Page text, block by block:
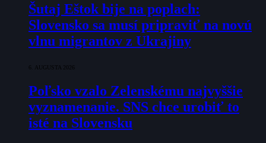
Šutaj Eštok bije na poplach:
Slovensko sa musí pripraviť na novú
vlnu migrantov z Ukrajiny
6. AUGUSTA 2026
Poľsko vzalo Zelenskému najvyššie
vyznamenanie. SNS chce urobiť to
isté na Slovensku